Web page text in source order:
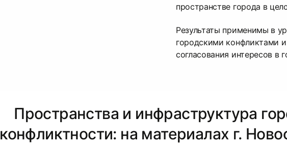
пространстве города в
Результаты применимы в
городскими конфликтами
согласования интересов в
Пространства и инфраструктура
конфликтности: на материалах г.